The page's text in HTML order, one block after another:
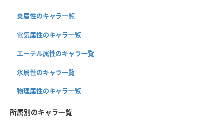
炎属性のキャラ一覧
電気属性のキャラ一覧
エーテル属性のキャラ一覧
氷属性のキャラ一覧
物理属性のキャラ一覧
所属別のキャラ一覧